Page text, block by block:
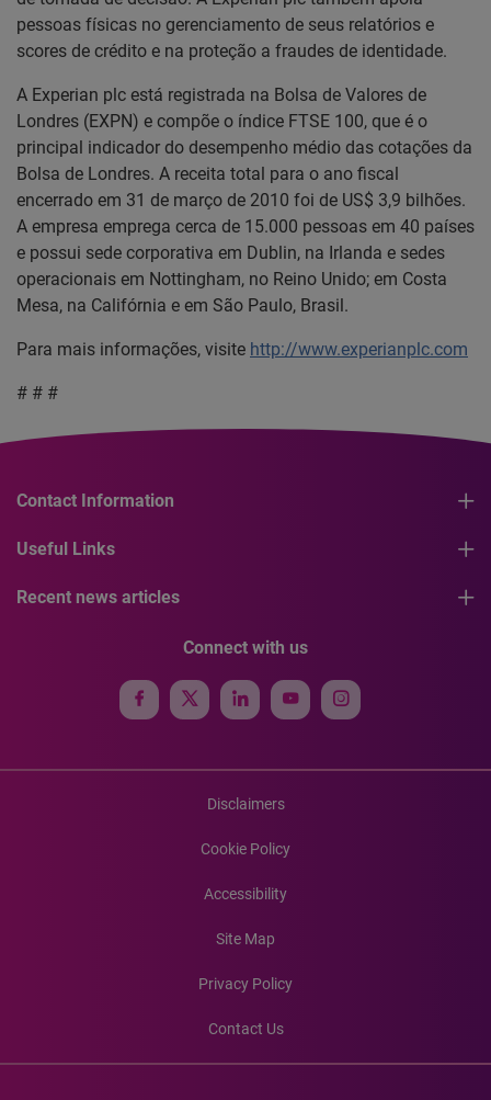
pessoas físicas no gerenciamento de seus relatórios e
scores de crédito e na proteção a fraudes de identidade.
A Experian plc está registrada na Bolsa de Valores de
Londres (EXPN) e compõe o índice FTSE 100, que é o
principal indicador do desempenho médio das cotações da
Bolsa de Londres. A receita total para o ano fiscal
encerrado em 31 de março de 2010 foi de US$ 3,9 bilhões.
A empresa emprega cerca de 15.000 pessoas em 40 países
e possui sede corporativa em Dublin, na Irlanda e sedes
operacionais em Nottingham, no Reino Unido; em Costa
Mesa, na Califórnia e em São Paulo, Brasil.
Para mais informações, visite http://www.experianplc.com
# # #
Contact Information
Useful Links
Recent news articles
Connect with us
Disclaimers
Cookie Policy
Accessibility
Site Map
Privacy Policy
Contact Us